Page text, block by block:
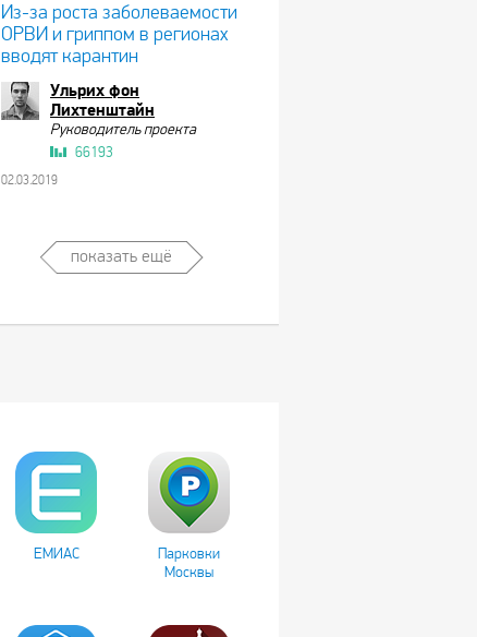
Из-за роста заболеваемости
ОРВИ и гриппом в регионах
вводят карантин
Ульрих фон
Лихтенштайн
Руководитель проекта
66193
02.03.2019
показать ещё
ЕМИАС
Парковки
Москвы